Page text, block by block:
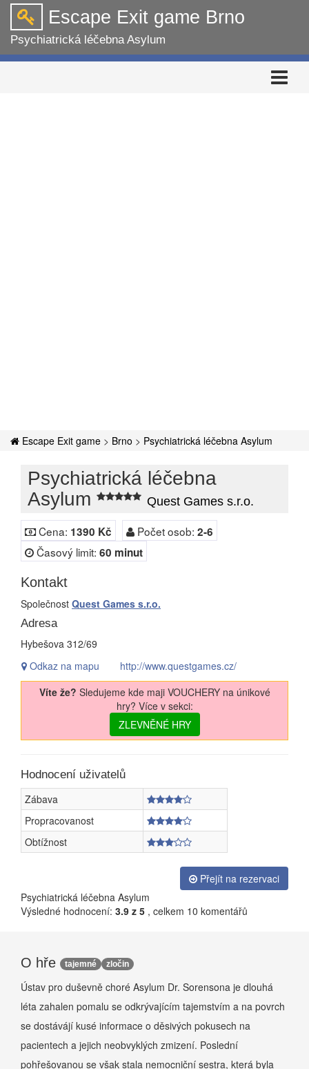
Escape Exit game Brno
Psychiatrická léčebna Asylum
Rozbalit
navigaci
Escape Exit game > Brno > Psychiatrická léčebna Asylum
Psychiatrická léčebna
Asylum
Quest Games s.r.o.
Cena: 1390 Kč Počet osob: 2-6
Časový limit: 60 minut
Kontakt
Společnost Quest Games s.r.o.
Adresa
Hybešova 312/69
Odkaz na mapu
http://www.questgames.cz/
Víte že? Sledujeme kde maji VOUCHERY na únikové
hry? Více v sekci:
ZLEVNĚNÉ HRY
Hodnocení uživatelů
Zábava
Propracovanost
Obtížnost
Přejít na rezervaci
Psychiatrická léčebna Asylum
Výsledné hodnocení: 3.9 z 5 , celkem 10 komentářů
O hře tajemné zločin
Ústav pro duševně choré Asylum Dr. Sorensona je dlouhá
léta zahalen pomalu se odkrývajícím tajemstvím a na povrch
se dostávájí kusé informace o děsivých pokusech na
pacientech a jejich neobvyklých zmizení. Poslední
pohřešovanou se však stala nemocniční sestra, která byla